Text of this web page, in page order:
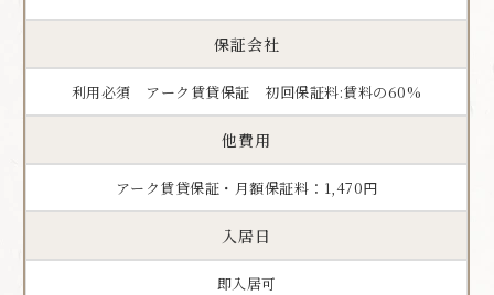
保証会社
利用必須 アーク賃貸保証 初回保証料:賃料の60%
他費用
アーク賃貸保証・月額保証料：1,470円
入居日
即入居可